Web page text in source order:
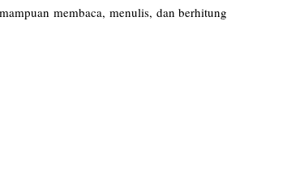
membaca, menulis, dan berhitung